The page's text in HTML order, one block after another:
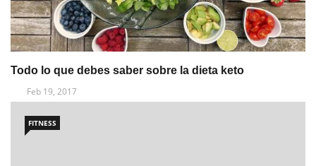
Todo lo que debes saber sobre la dieta keto
Feb 19, 2017
FITNESS